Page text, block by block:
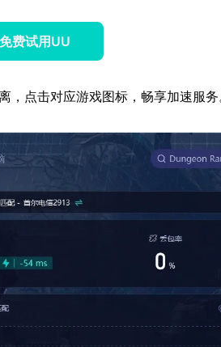
费试用UU
，点击对应游戏图标，畅享加速服